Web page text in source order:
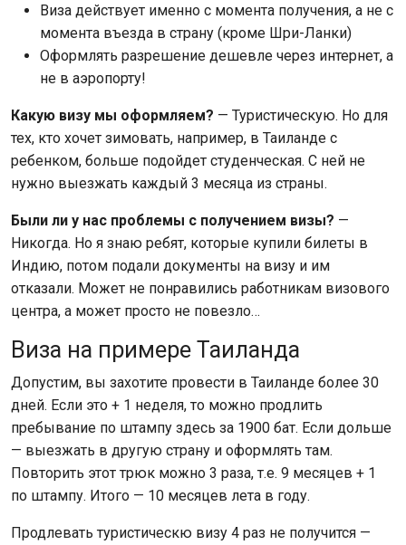
Виза действует именно с момента получения, а не с
момента въезда в страну (кроме Шри-Ланки)
Оформлять разрешение дешевле через интернет, а
не в аэропорту!
Какую визу мы оформляем? — Туристическую. Но для
тех, кто хочет зимовать, например, в Таиланде с
ребенком, больше подойдет студенческая. С ней не
нужно выезжать каждый 3 месяца из страны.
Были ли у нас проблемы с получением визы? —
Никогда. Но я знаю ребят, которые купили билеты в
Индию, потом подали документы на визу и им
отказали. Может не понравились работникам визового
центра, а может просто не повезло…
Виза на примере Таиланда
Допустим, вы захотите провести в Таиланде более 30
дней. Если это + 1 неделя, то можно продлить
пребывание по штампу здесь за 1900 бат. Если дольше
— выезжать в другую страну и оформлять там.
Повторить этот трюк можно 3 раза, т.е. 9 месяцев + 1
по штампу. Итого — 10 месяцев лета в году.
Продлевать туристическю визу 4 раз не получится —